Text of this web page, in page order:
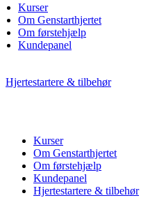
Kurser
Om Genstarthjertet
Om førstehjælp
Kundepanel
Hjertestartere & tilbehør
Kurser
Om Genstarthjertet
Om førstehjælp
Kundepanel
Hjertestartere & tilbehør